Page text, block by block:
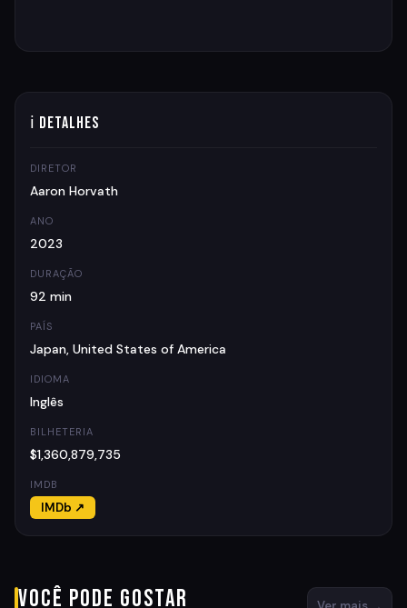
ℹ Detalhes
DIRETOR
Aaron Horvath
ANO
2023
DURAÇÃO
92 min
PAÍS
Japan, United States of America
IDIOMA
Inglês
BILHETERIA
$1,360,879,735
IMDB
IMDb ↗
Você pode gostar